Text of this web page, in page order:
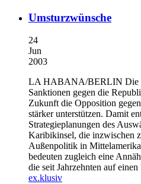
Umsturzwünsche
24
Jun
2003
LA HABANA/BERLIN Die
Sanktionen gegen die
Zukunft die Opposition
stärker unterstützen. Damit
Strategieplanungen des
Karibikinsel, die inzwischen
Außenpolitik in
bedeuten zugleich eine
die seit Jahrzehnten auf
ex.klusiv